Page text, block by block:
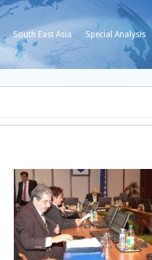
South East Asia Special Analysis